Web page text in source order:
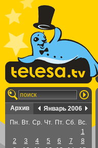
Архив
Январь 2006
Пн. Вт. Ср. Чт. Пт. Сб. Вс.
1
2
3 4 5 6 7
8